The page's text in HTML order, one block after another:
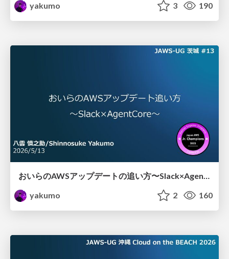
yakumo
3 190
おいらのAWSアップデートの追い方〜Slack×AgentCore〜
yakumo
2 160